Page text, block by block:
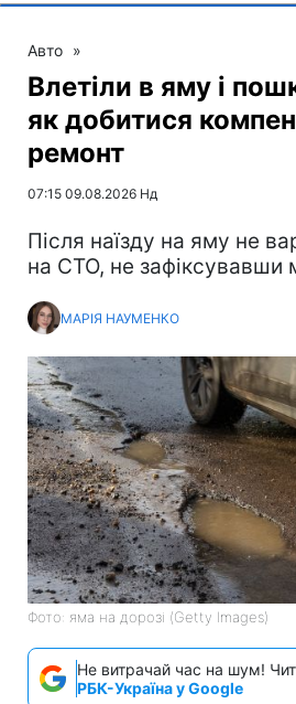
Авто »
Влетіли в яму і
як добитися
ремонт
07:15 09.08.2026 Нд
Після наїзду на яму не
на СТО, не зафіксувавши
МАРІЯ НАУМЕНКО
Фото: яма на дорозі (Getty Images)
Не витрачай час на шум!
РБК-Україна у Google